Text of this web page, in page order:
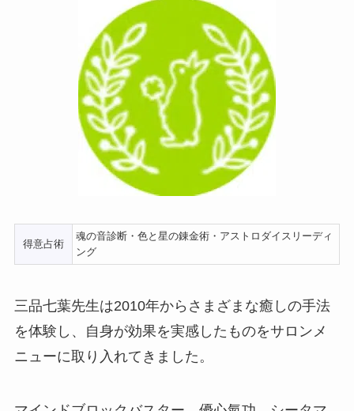
得意占術
魂の音診断・色と星の錬金術・アストロダイスリーディ
ング
三品七葉先生は2010年からさまざまな癒しの手法
を体験し、自身が効果を実感したものをサロンメ
ニューに取り入れてきました。